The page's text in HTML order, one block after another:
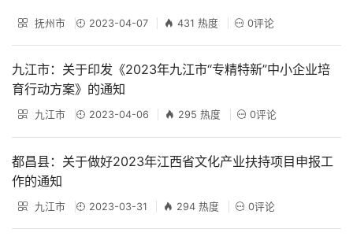
抚州市 2023-04-07 431 热度 0评论
九江市：关于印发《2023年九江市“专精特新”中小企业培
育行动方案》的通知
九江市 2023-04-06 295 热度 0评论
都昌县：关于做好2023年江西省文化产业扶持项目申报工
作的通知
九江市 2023-03-31 294 热度 0评论